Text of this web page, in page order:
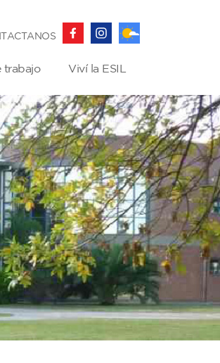
trabajo Viví la ESIL